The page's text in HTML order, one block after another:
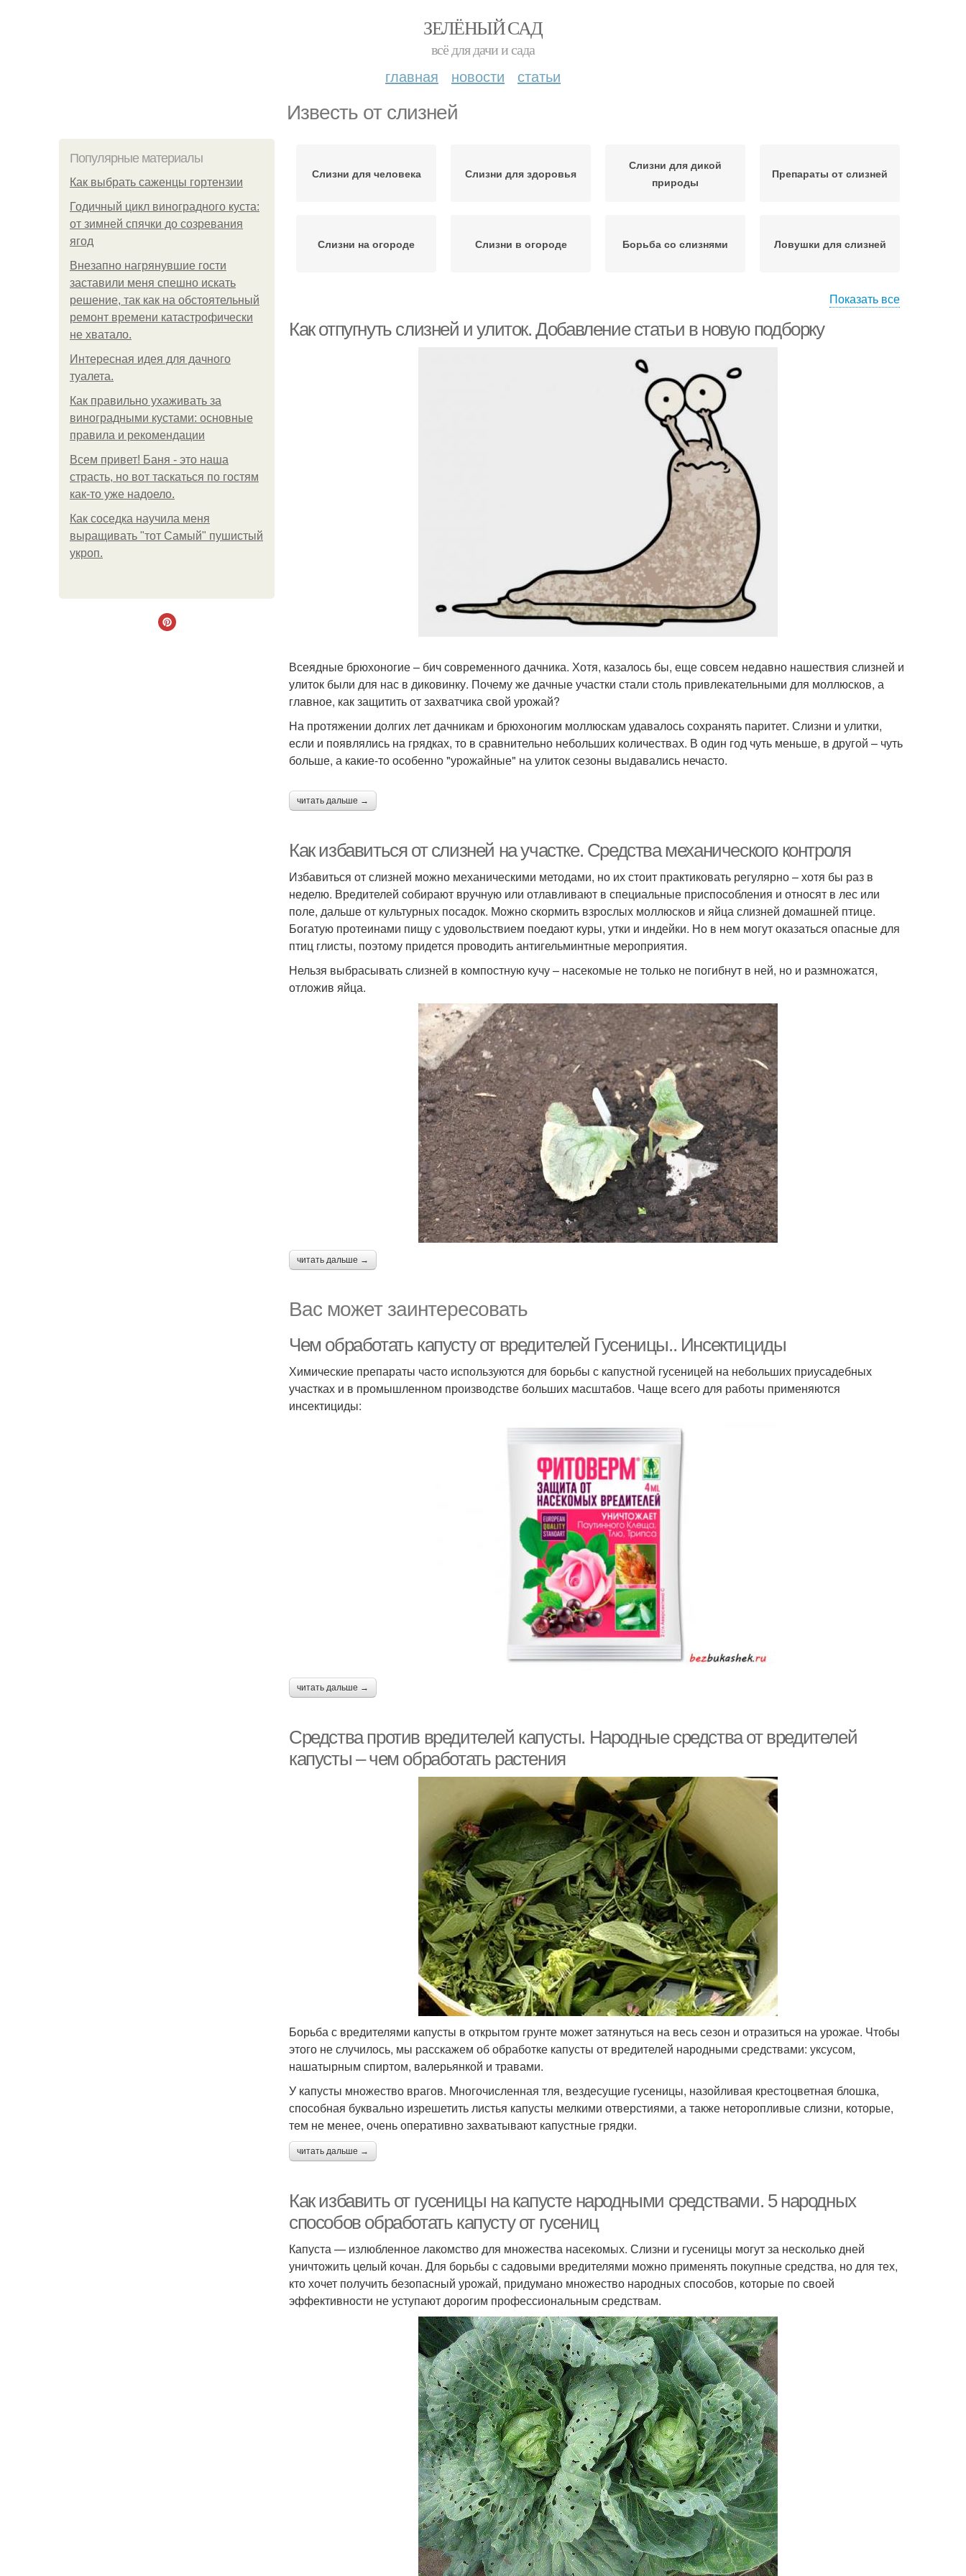
ЗЕЛЁНЫЙ САД
всё для дачи и сада
главная новости статьи
Известь от слизней
Популярные материалы
Как выбрать саженцы гортензии
Годичный цикл виноградного куста:
от зимней спячки до созревания
ягод
Внезапно нагрянувшие гости
заставили меня спешно искать
решение, так как на обстоятельный
ремонт времени катастрофически
не хватало.
Интересная идея для дачного
туалета.
Как правильно ухаживать за
виноградными кустами: основные
правила и рекомендации
Всем привет! Баня - это наша
страсть, но вот таскаться по гостям
как-то уже надоело.
Как соседка научила меня
выращивать "тот Самый" пушистый
укроп.
Слизни для человека Слизни для здоровья
Слизни для дикой
природы
Препараты от слизней
Слизни на огороде Слизни в огороде Борьба со слизнями Ловушки для слизней
слизней
слизней
Показать все
Как отпугнуть слизней и улиток. Добавление статьи в новую подборку
Всеядные брюхоногие – бич современного дачника. Хотя, казалось бы, еще совсем недавно нашествия слизней и
улиток были для нас в диковинку. Почему же дачные участки стали столь привлекательными для моллюсков, а
главное, как защитить от захватчика свой урожай?
На протяжении долгих лет дачникам и брюхоногим моллюскам удавалось сохранять паритет. Слизни и улитки,
если и появлялись на грядках, то в сравнительно небольших количествах. В один год чуть меньше, в другой – чуть
больше, а какие-то особенно "урожайные" на улиток сезоны выдавались нечасто.
читать дальше →
Как избавиться от слизней на участке. Средства механического контроля
Избавиться от слизней можно механическими методами, но их стоит практиковать регулярно – хотя бы раз в
неделю. Вредителей собирают вручную или отлавливают в специальные приспособления и относят в лес или
поле, дальше от культурных посадок. Можно скормить взрослых моллюсков и яйца слизней домашней птице.
Богатую протеинами пищу с удовольствием поедают куры, утки и индейки. Но в нем могут оказаться опасные для
птиц глисты, поэтому придется проводить антигельминтные мероприятия.
Нельзя выбрасывать слизней в компостную кучу – насекомые не только не погибнут в ней, но и размножатся,
отложив яйца.
читать дальше →
Вас может заинтересовать
Чем обработать капусту от вредителей Гусеницы.. Инсектициды
Химические препараты часто используются для борьбы с капустной гусеницей на небольших приусадебных
участках и в промышленном производстве больших масштабов. Чаще всего для работы применяются
инсектициды:
читать дальше →
Средства против вредителей капусты. Народные средства от вредителей
капусты – чем обработать растения
Борьба с вредителями капусты в открытом грунте может затянуться на весь сезон и отразиться на урожае. Чтобы
этого не случилось, мы расскажем об обработке капусты от вредителей народными средствами: уксусом,
нашатырным спиртом, валерьянкой и травами.
У капусты множество врагов. Многочисленная тля, вездесущие гусеницы, назойливая крестоцветная блошка,
способная буквально изрешетить листья капусты мелкими отверстиями, а также неторопливые слизни, которые,
тем не менее, очень оперативно захватывают капустные грядки.
читать дальше →
Как избавить от гусеницы на капусте народными средствами. 5 народных
способов обработать капусту от гусениц
Капуста — излюбленное лакомство для множества насекомых. Слизни и гусеницы могут за несколько дней
уничтожить целый кочан. Для борьбы с садовыми вредителями можно применять покупные средства, но для тех,
кто хочет получить безопасный урожай, придумано множество народных способов, которые по своей
эффективности не уступают дорогим профессиональным средствам.